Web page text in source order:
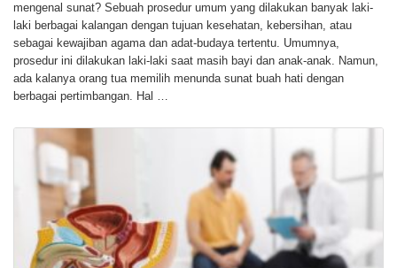
mengenal sunat? Sebuah prosedur umum yang dilakukan banyak laki-
laki berbagai kalangan dengan tujuan kesehatan, kebersihan, atau
sebagai kewajiban agama dan adat-budaya tertentu. Umumnya,
prosedur ini dilakukan laki-laki saat masih bayi dan anak-anak. Namun,
ada kalanya orang tua memilih menunda sunat buah hati dengan
berbagai pertimbangan. Hal …